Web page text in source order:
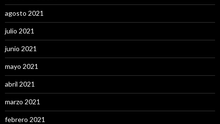
agosto 2021
julio 2021
junio 2021
mayo 2021
abril 2021
marzo 2021
febrero 2021